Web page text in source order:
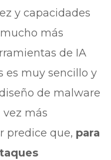
y capacidades
más
de IA
es muy sencillo y
de malware
vez más
predice que, para